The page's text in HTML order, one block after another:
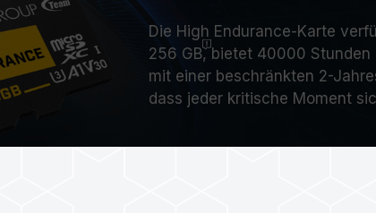
Die High Endurance-Karte
256 GB,bietet 40000 Stunden
mit einer beschränkten 2-
dass jeder kritische Moment